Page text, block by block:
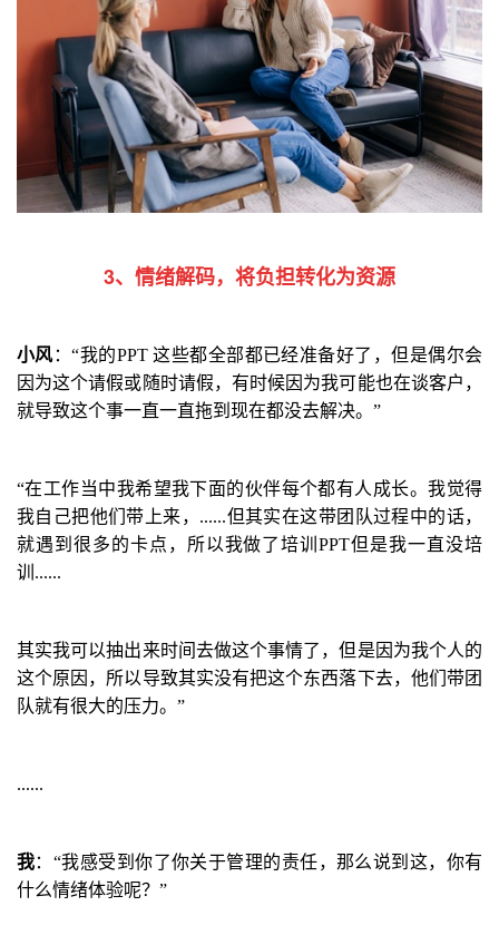
3、情绪解码，将负担转化为资源
小风：“我的PPT这些都全部都已经准备好了，但是偶尔会
因为这个请假或随时请假，有时候因为我可能也在谈客户，
就导致这个事一直一直拖到现在都没去解决。 ”
“在工作当中我希望我下面的伙伴每个都有人成长。我觉得
我自己把他们带上来， ......但其实在这带团队过程中的话，
就遇到很多的卡点，所以我做了培训PPT但是我一直没培
训 ......
其实我可以抽出来时间去做这个事情了，但是因为我个人的
这个原因，所以导致其实没有把这个东西落下去，他们带团
队就有很大的压力。 ”
......
我：“我感受到你了你关于管理的责任，那么说到这，你有
什么情绪体验呢？ ”